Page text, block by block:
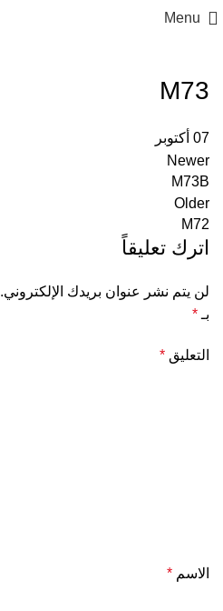
Menu
M73
07 أكتوبر
Newer
M73B
Older
M72
اترك تعليقاً
لن يتم نشر عنوان بريدك الإلكتروني.
بـ *
التعليق *
الاسم *